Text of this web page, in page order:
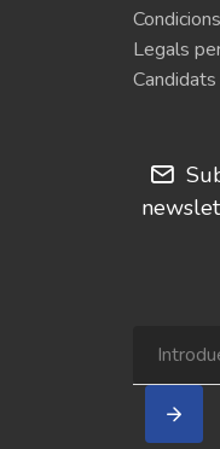
Condicions
Legals
Candidats